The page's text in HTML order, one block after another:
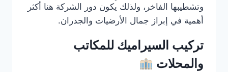
وتشطيبها الفاخر، ولذلك يكون دور الشركة هنا أكثر
أهمية في إبراز جمال الأرضيات والجدران.
تركيب السيراميك للمكاتب
والمحلات